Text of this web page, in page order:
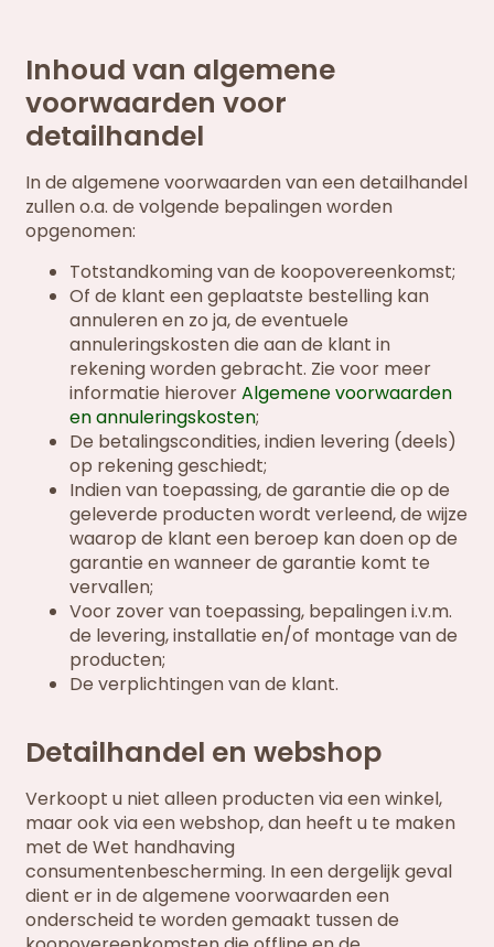
Inhoud van algemene
voorwaarden voor
detailhandel
In de algemene voorwaarden van een detailhandel
zullen o.a. de volgende bepalingen worden
opgenomen:
Totstandkoming van de koopovereenkomst;
Of de klant een geplaatste bestelling kan
annuleren en zo ja, de eventuele
annuleringskosten die aan de klant in
rekening worden gebracht. Zie voor meer
informatie hieroverAlgemene voorwaarden
en annuleringskosten;
De betalingscondities, indien levering (deels)
op rekening geschiedt;
Indien van toepassing, de garantie die op de
geleverde producten wordt verleend, de wijze
waarop de klant een beroep kan doen op de
garantie en wanneer de garantie komt te
vervallen;
Voor zover van toepassing, bepalingen i.v.m.
de levering, installatie en/of montage van de
producten;
De verplichtingen van de klant.
Detailhandel en webshop
Verkoopt u niet alleen producten via een winkel,
maar ook via een webshop, dan heeft u te maken
met de Wet handhaving
consumentenbescherming. In een dergelijk geval
dient er in de algemene voorwaarden een
onderscheid te worden gemaakt tussen de